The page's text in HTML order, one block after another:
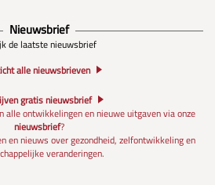
Nieuwsbrief
de laatste nieuwsbrief
alle nieuwsbrieven
gratis nieuwsbrief
alle ontwikkelingen en nieuwe uitgaven via onze
nieuwsbrief?
en nieuws over gezondheid, zelfontwikkeling en
veranderingen.